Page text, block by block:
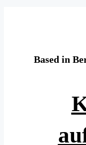
Based in